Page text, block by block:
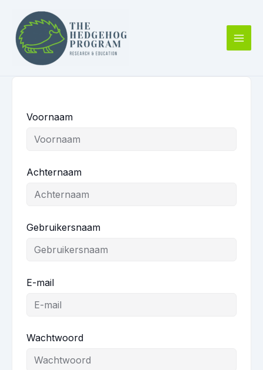
naar
inhoud
Voornaam
Achternaam
Gebruikersnaam
E-mail
Wachtwoord